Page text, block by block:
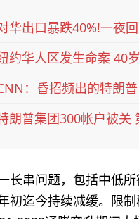
华出口暴跌40%!一夜
约华人区发生命案 40
：昏招频出的特朗
朗普集团300帐户被关
长串问题，包括中低
初迄今持续减缓。限